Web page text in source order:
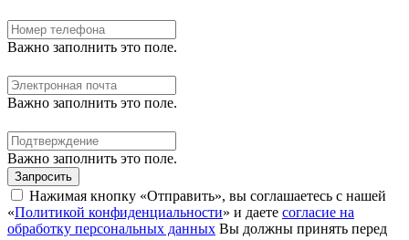
Важно заполнить это поле.
Важно заполнить это поле.
Важно заполнить это поле.
Запросить
Нажимая кнопку «Отправить», вы соглашаетесь с нашей
«Политикой конфиденциальности» и даете согласие на
обработку персональных данных Вы должны принять перед